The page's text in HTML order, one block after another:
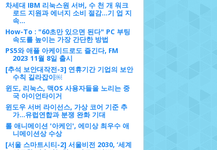
차세대 IBM 리눅스원 서버, 수 천 개 워크
로드 지원과 에너지 소비 절감...기 업 지
속...
How-To : "60초만 있으면 된다" PC 부팅
속도를 높이는 가장 간단한 방법
PS5와 애플 아케이드로도 즐긴다, FM
2023 11월 8일 출시
[추석 보안대작전-3] 연휴기간 기업의 보안
수칙 길라잡이￼
윈도, 리눅스, 맥OS 사용자들을 노리는 중
국 아이언타이거
윈도우 서버 라이선스, 가상 코어 기준 추
가…유럽연합과 분쟁 완화 기대
롤 애니메이션 '아케인', 에미상 최우수 애
니메이션상 수상
[서울 스마트시티-2] 서울비전 2030, ‘세계